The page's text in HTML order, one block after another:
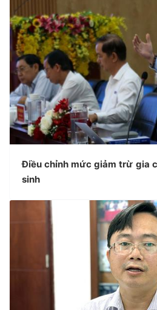
Điều chỉnh mức giảm trừ gia
sinh